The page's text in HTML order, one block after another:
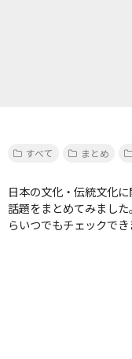
すべて
まとめ
日本の文化・伝統文化
話題をまとめてみまし
らいつでもチェックでき